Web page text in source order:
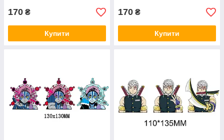
170 ₴
Купити
170 ₴
Купити